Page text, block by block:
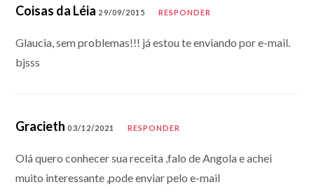
Coisas da Léia 29/09/2015 RESPONDER
Glaucia, sem problemas!!! já estou te enviando por e-mail.
bjsss
Gracieth 03/12/2021 RESPONDER
Olá quero conhecer sua receita ,falo de Angola e achei
muito interessante ,pode enviar pelo e-mail